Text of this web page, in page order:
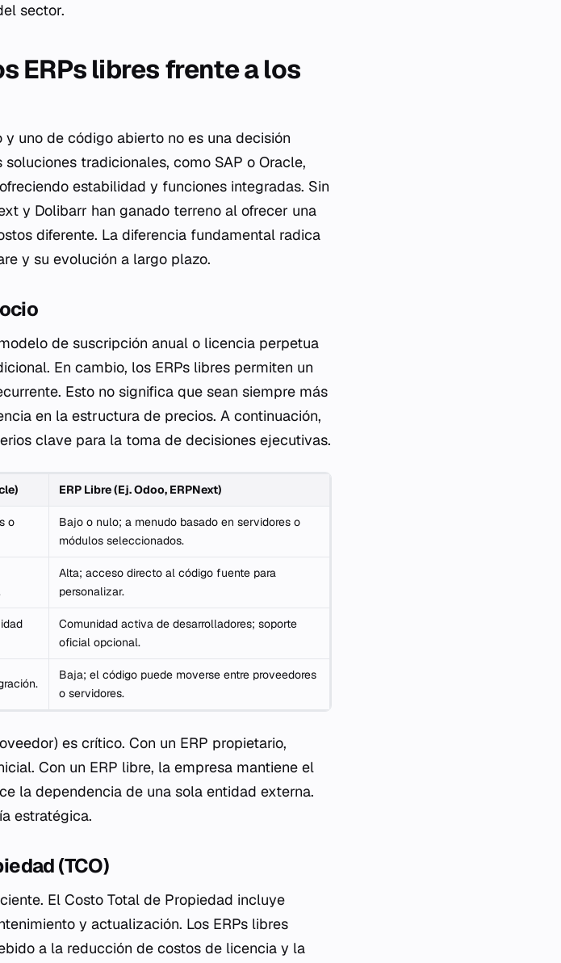
sector.
ERPs libres frente a los
uno de código abierto no es una decisión
tradicionales, como SAP o Oracle,
estabilidad y funciones integradas. Sin
y Dolibarr han ganado terreno al ofrecer una
diferente. La diferencia fundamental radica
y su evolución a largo plazo.
de suscripción anual o licencia perpetua
En cambio, los ERPs libres permiten un
Esto no significa que sean siempre más
en la estructura de precios. A continuación,
clave para la toma de decisiones ejecutivas.
ERP Libre (Ej. Odoo, ERPNext)
o
Bajo o nulo; a menudo basado en servidores o
módulos seleccionados.
Alta; acceso directo al código fuente para
personalizar.
Comunidad activa de desarrolladores; soporte
oficial opcional.
Baja; el código puede moverse entre proveedores
o servidores.
es crítico. Con un ERP propietario,
Con un ERP libre, la empresa mantiene el
la dependencia de una sola entidad externa.
estratégica.
(TCO)
El Costo Total de Propiedad incluye
y actualización. Los ERPs libres
a la reducción de costos de licencia y la